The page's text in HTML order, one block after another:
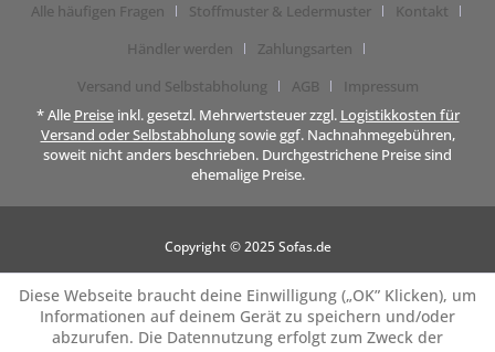
Alle häufigen Fragen Stoffmuster & Ledermuster
Kontakt
Händler werden
Zahlungsarten
Versand und Selbstabholung
AGB
Impressum
* Alle Preiseinkl. gesetzl. Mehrwertsteuer zzgl. Logistikkosten für
Versand oder Selbstabholungsowie ggf. Nachnahmegebühren,
soweit nicht anders beschrieben. Durchgestrichene Preise sind
ehemalige Preise.
Copyright © 2025 Sofas.de
Diese Webseite braucht deine Einwilligung („OK” Klicken), um
Informationen auf deinem Gerät zu speichern und/oder
abzurufen. Die Datennutzung erfolgt zum Zweck der